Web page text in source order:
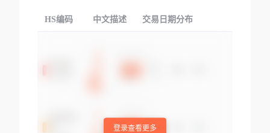
HS编码 中文描述 交易日期分布
登录查看更多